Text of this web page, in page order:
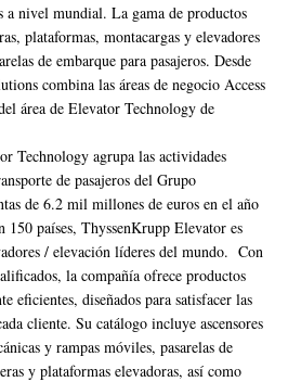
a nivel mundial. La gama de productos
plataformas, montacargas y elevadores
de embarque para pasajeros. Desde
combina las áreas de negocio Access
área de Elevator Technology de
Technology agrupa las actividades
de pasajeros del Grupo
de 6.2 mil millones de euros en el año
150 países, ThyssenKrupp Elevator es
/ elevación líderes del mundo. Con
la compañía ofrece productos
eficientes, diseñados para satisfacer las
cliente. Su catálogo incluye ascensores
y rampas móviles, pasarelas de
y plataformas elevadoras, así como